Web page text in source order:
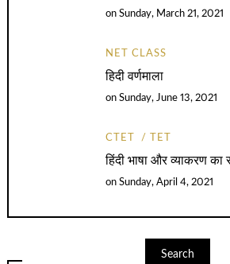
onSunday, March 21, 2021
NET CLASS
हिदी वर्णमाला
onSunday, June 13, 2021
CTET TET
हिंदी भाषा और व्याकरण का
onSunday, April 4, 2021
Search